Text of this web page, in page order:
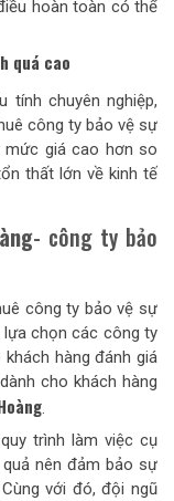
hoàn toàn có thể
quá cao
chuyên nghiệp,
công ty bảo vệ sự
mức giá cao hơn so
thất lớn về kinh tế
- công ty bảo
công ty bảo vệ sự
chọn các công ty
hàng đánh giá
cho khách hàng
.
trình làm việc cụ
nên đảm bảo sự
với đó, đội ngũ